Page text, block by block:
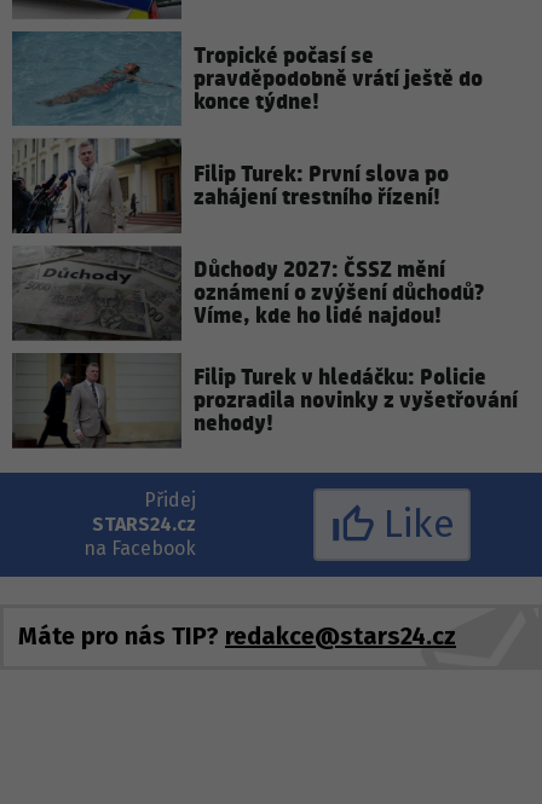
Tropické počasí se
pravděpodobně vrátí ještě do
konce týdne!
Filip Turek: První slova po
zahájení trestního řízení!
Důchody 2027: ČSSZ mění
oznámení o zvýšení důchodů?
Víme, kde ho lidé najdou!
Filip Turek v hledáčku: Policie
prozradila novinky z vyšetřování
nehody!
Přidej
STARS24.cz
na Facebook
Like
Máte pro nás TIP? redakce@stars24.cz